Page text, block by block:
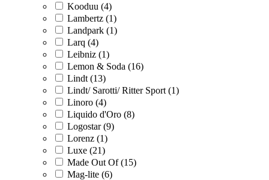
Kooduu (4)
Lambertz (1)
Landpark (1)
Larq (4)
Leibniz (1)
Lemon & Soda (16)
Lindt (13)
Lindt/ Sarotti/ Ritter Sport (1)
Linoro (4)
Liquido d'Oro (8)
Logostar (9)
Lorenz (1)
Luxe (21)
Made Out Of (15)
Mag-lite (6)